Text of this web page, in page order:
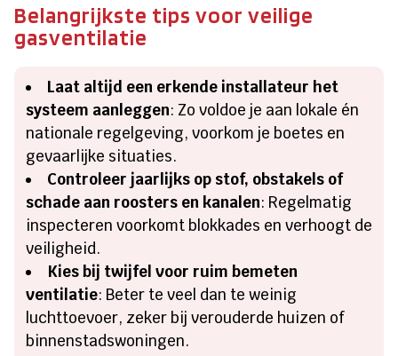
Belangrijkste tips voor veilige
gasventilatie
Laat altijd een erkende installateur het
systeem aanleggen: Zo voldoe je aan lokale én
nationale regelgeving, voorkom je boetes en
gevaarlijke situaties.
Controleer jaarlijks op stof, obstakels of
schade aan roosters en kanalen: Regelmatig
inspecteren voorkomt blokkades en verhoogt de
veiligheid.
Kies bij twijfel voor ruim bemeten
ventilatie: Beter te veel dan te weinig
luchttoevoer, zeker bij verouderde huizen of
binnenstadswoningen.